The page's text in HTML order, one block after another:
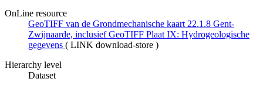
OnLine resource
GeoTIFF van de Grondmechanische kaart 22.1.8 Gent-
Zwijnaarde, inclusief GeoTIFF Plaat IX: Hydrogeologische
gegevens ( LINK download-store )
Hierarchy level
Dataset